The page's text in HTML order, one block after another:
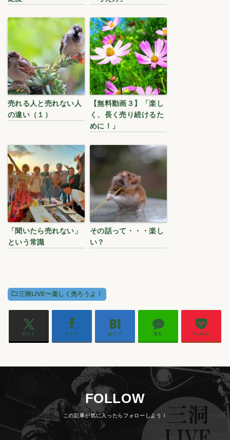
売れる人と売れない人
の違い（１）
【無料動画３】「楽し
く、長く売り続けるた
めに！」
「聞いたら売れない」
という常識
その話って・・・楽し
い？
三洞LIVE〜楽しく売ろうよ！
ポスト シェア はてブ 送る Pocket
FOLLOW